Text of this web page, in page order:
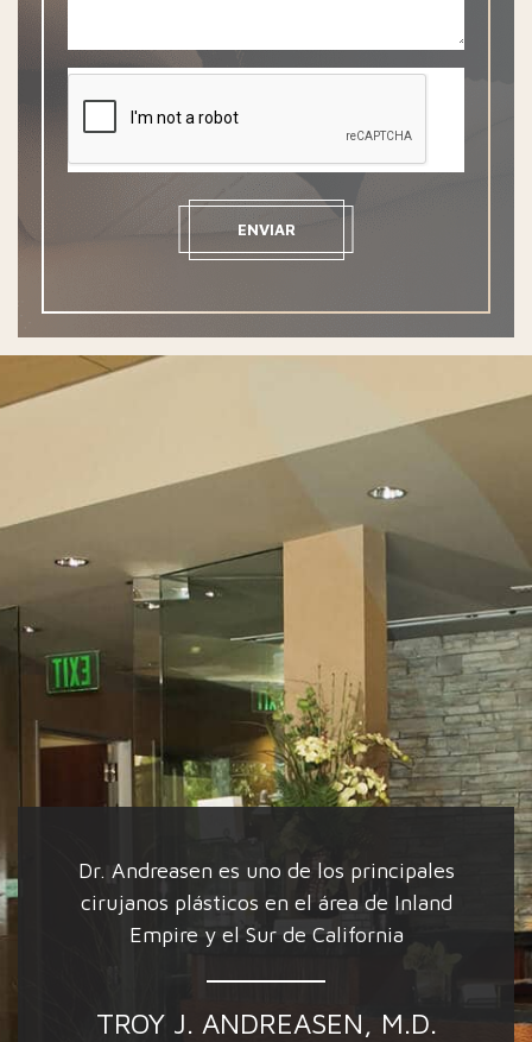
ENVIAR
Dr. Andreasen es uno de los principales
cirujanos plásticos en el área de Inland
Empire y el Sur de California
TROY J. ANDREASEN, M.D.